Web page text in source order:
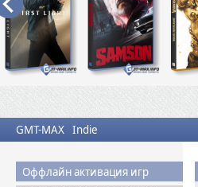
GMT-MAX Indie
Оффлайн активация игр